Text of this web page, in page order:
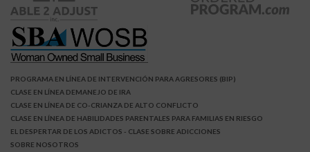
PROGRAMA EN LÍNEA DE INTERVENCIÓN PARA AGRESORES (BIP)
CLASE EN LÍNEA DEMANEJO DE IRA
CLASE EN LÍNEA DE CO-CRIANZA DE ALTO CONFLICTO
CLASE EN LÍNEA DE HABILIDADES PARENTALES PARA FAMILIAS EN RIESGO
EL DESPERTAR DE LOS ADICTOS - CLASE SOBRE ADICCIONES
SOBRE NOSOTROS